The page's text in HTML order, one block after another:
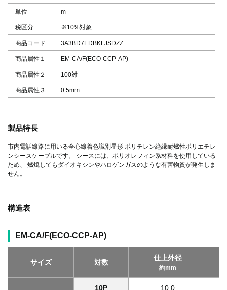
単位 m
税区分 ※10%対象
商品コード 3A3BD7EDBKFJSDZZ
商品属性１ EM-CA/F(ECO-CCP-AP)
商品属性２ 100対
商品属性３ 0.5mm
製品特長
市内電話線路に用いる全心線着色識別星形 ポリチレン絶縁耐燃性ポリエチレ
ンシースケーブルです。 シースには、ポリオレフィン系材料を使用している
ため、 燃焼してもダイオキシンやハロゲンガスのような有害物質が発生しま
せん。
構造表
EM-CA/F(ECO-CCP-AP)
サイズ 対数
仕上外径
約mm
10P 10.0